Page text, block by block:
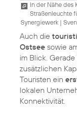
In der Nähe des
Straßenleuchte
Synergiewerk |
Auch die
Ostsee sowie
im Blick.
zusätzlichen
Touristen ein
lokalen
Konnektivität.